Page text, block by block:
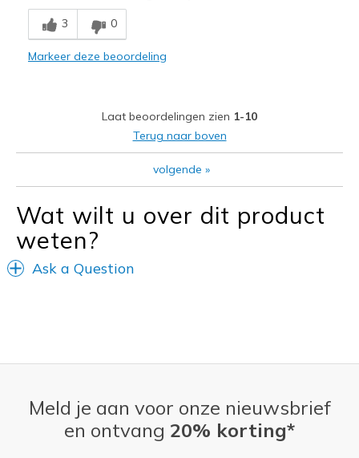
Stylish
Beste toepassingen
Feels too wide
Feels half size too big
View On Shoes
I'm Into Shoes
3 0
Markeer deze beoordeling
Laat beoordelingen zien 1-10
Terug naar boven
volgende »
Wat wilt u over dit product
weten?
Ask a Question
Meld je aan voor onze nieuwsbrief
en ontvang 20% korting*